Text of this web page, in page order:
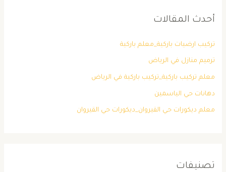
أحدث المقالات
تركيب ارضيات باركية_معلم باركية
ترميم منازل في الرياض
معلم تركيب باركية_تركيب باركية في الرياض
دهانات حي الياسمين
معلم ديكورات حي القيروان_ديكورات حي القيروان
تصنيفات